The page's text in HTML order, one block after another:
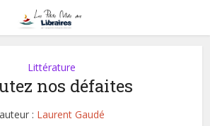
Littérature
nos défaites
auteur : Laurent Gaudé